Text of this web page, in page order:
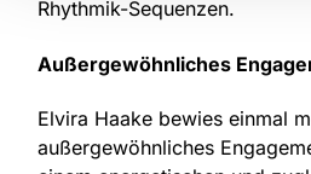
Rhythmik-Sequenzen.
Außergewöhnliches
Elvira Haake bewies einmal
außergewöhnliches